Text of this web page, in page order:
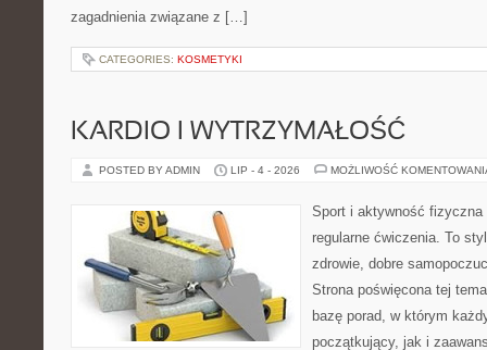
zagadnienia związane z […]
CATEGORIES: KOSMETYKI
KARDIO I WYTRZYMAŁOŚĆ
POSTED BY ADMIN LIP - 4 - 2026 MOŻLIWOŚĆ
Sport i aktywność
regularne ćwiczenia. To
zdrowie, dobre
Strona poświęcona tej
bazę porad, w którym
początkujący, jak i